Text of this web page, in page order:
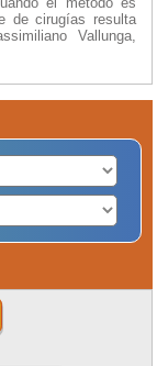
de cirugías resulta
Vallunga,